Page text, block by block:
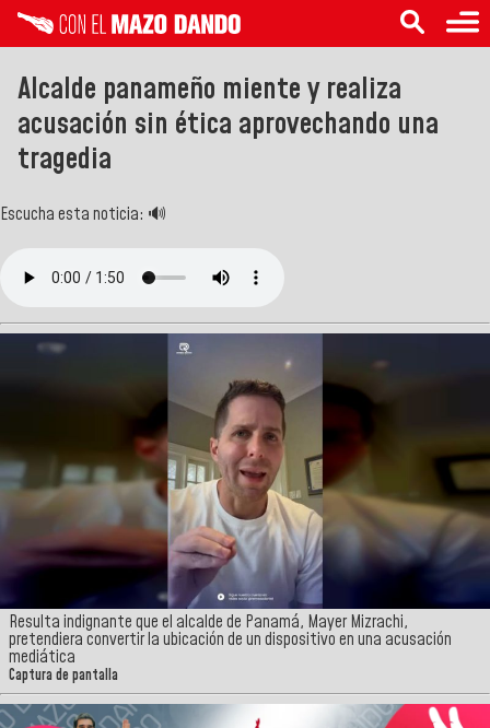
Alcalde panameño miente y realiza
acusación sin ética aprovechando una
tragedia
Escucha esta noticia: 🔊
Resulta indignante que el alcalde de Panamá, Mayer Mizrachi,
pretendiera convertir la ubicación de un dispositivo en una acusación
mediática
Captura de pantalla